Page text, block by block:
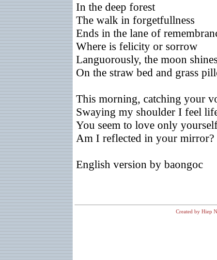
In the deep forest
The walk in forgetfullness
Ends in the lane of
Where is felicity or sorrow
Languorously, the moon
On the straw bed and grass
This morning, catching your
Swaying my shoulder I feel
You seem to love only
Am I reflected in your mirror?
English version by baongoc
Created by Hiep